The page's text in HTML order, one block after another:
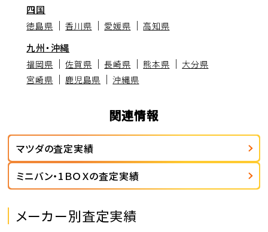
四国
徳島県 香川県 愛媛県 高知県
九州・沖縄
福岡県 佐賀県 長崎県 熊本県
大分県
宮崎県
鹿児島県 沖縄県
関連情報
マツダの査定実績
ミニバン・1ＢＯＸの査定実績
メーカー別査定実績